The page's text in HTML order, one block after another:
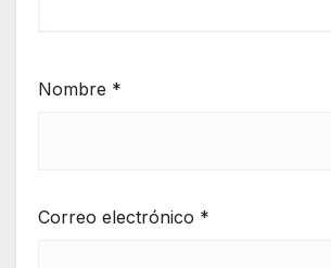
Nombre *
Correo electrónico *